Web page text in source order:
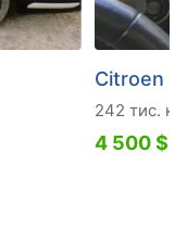
Citroen
242 тис. км
4 500 $